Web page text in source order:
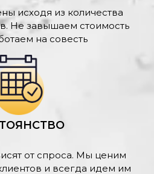
исходя из количества
Не завышаем стоимость
на совесть
от спроса. Мы ценим
и всегда идем им